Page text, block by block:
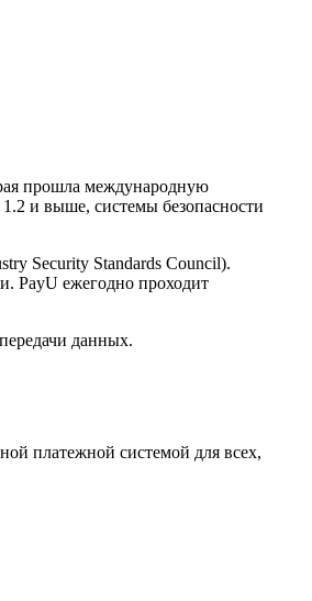
прошла международную
и выше, системы безопасности
Security Standards Council).
PayU ежегодно проходит
данных.
платежной системой для всех,